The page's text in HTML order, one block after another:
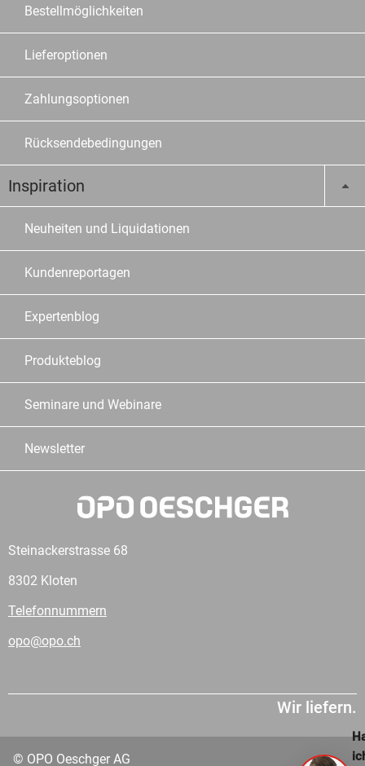
Bestellmöglichkeiten
Lieferoptionen
Zahlungsoptionen
Rücksendebedingungen
Inspiration
Neuheiten und Liquidationen
Kundenreportagen
Expertenblog
Produkteblog
Seminare und Webinare
Newsletter
Steinackerstrasse 68
8302 Kloten
Telefonnummern
opo@opo.ch
Wir liefern.
© OPO Oeschger AG